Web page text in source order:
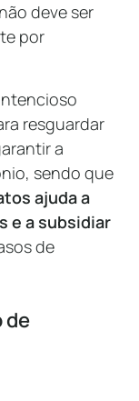
deve ser
por
resguardar
a
sendo que
ajuda a
e a subsidiar
de
de